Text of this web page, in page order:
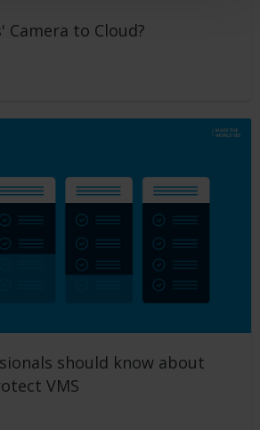
Camera to Cloud?
should know about
VMS